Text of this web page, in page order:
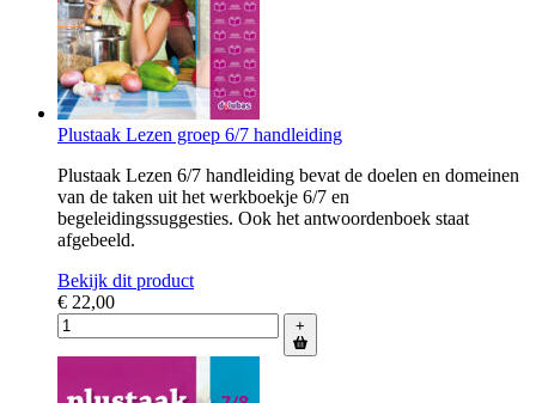
Plustaak Lezen groep 6/7 handleiding
Plustaak Lezen 6/7 handleiding bevat de doelen en domeinen
van de taken uit het werkboekje 6/7 en
begeleidingssuggesties. Ook het antwoordenboek staat
afgebeeld.
Bekijk dit product
€ 22,00
+